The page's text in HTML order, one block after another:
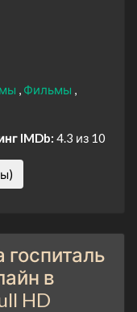
Фильмы
IMDb: 4.3 из 10
в
HD